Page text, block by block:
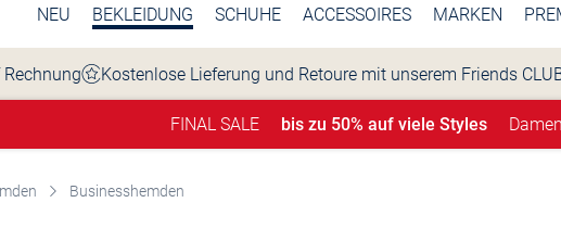
NEU BEKLEIDUNG SCHUHE ACCESSOIRES MARKEN
Kostenlose Lieferung und Retoure mit unserem Friends
FINAL SALE bis zu 50% auf viele Styles Damen
Businesshemden